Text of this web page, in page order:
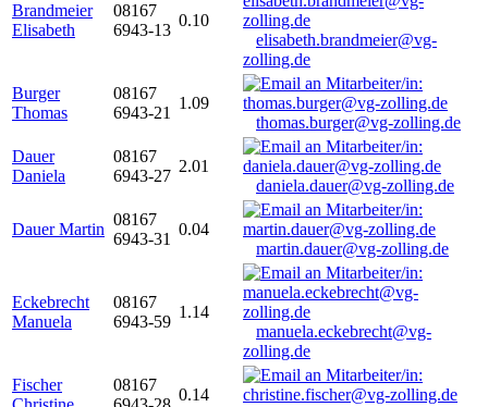
Brandmeier
Elisabeth
08167
6943-13
0.10
elisabeth.brandmeier@vg-
zolling.de
Burger
Thomas
08167
6943-21
1.09
thomas.burger@vg-zolling.de
Dauer
Daniela
08167
6943-27
2.01
daniela.dauer@vg-zolling.de
Dauer Martin
08167
6943-31
0.04
martin.dauer@vg-zolling.de
Eckebrecht
Manuela
08167
6943-59
1.14
manuela.eckebrecht@vg-
zolling.de
Fischer
08167
0.14